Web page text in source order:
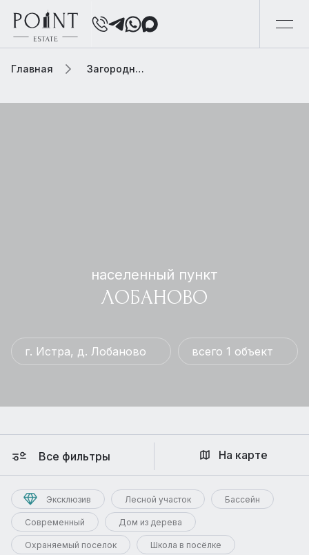
Главная Загородная элитная недвижимость
населенный пункт
ЛОБАНОВО
г. Истра, д. Лобаново всего 1 объект
Все фильтры
Эксклюзив Лесной участок Бассейн
Современный Дом из дерева
Охраняемый поселок Школа в посёлке
На карте